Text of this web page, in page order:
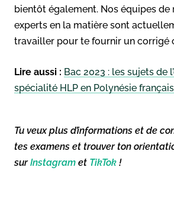
bientôt également. Nos équipes de
experts en la matière sont
travailler pour te fournir un corrigé
Lire aussi : Bac 2023 : les sujets de
spécialité HLP en Polynésie
Tu veux plus d’informations et de
tes examens et trouver ton
surInstagram et TikTok !